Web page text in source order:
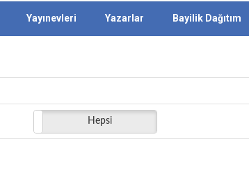
Yayınevleri Yazarlar Bayilik Dağıtım
Hepsi